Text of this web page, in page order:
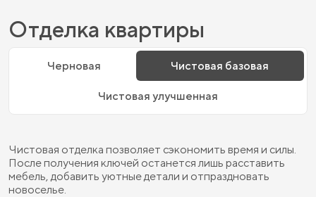
Отделка квартиры
Черновая Чистовая базовая
Чистовая улучшенная
Чистовая отделка позволяет сэкономить время и силы.
После получения ключей останется лишь расставить
мебель, добавить уютные детали и отпраздновать
новоселье.